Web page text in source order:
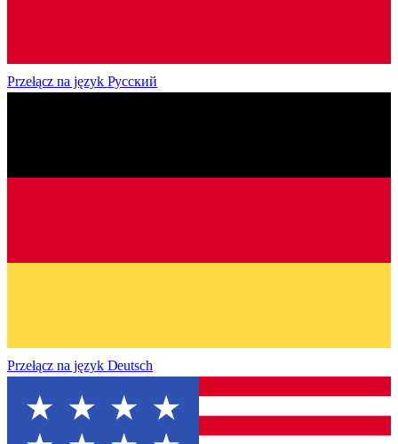
Przełącz na język Русский
Przełącz na język Deutsch